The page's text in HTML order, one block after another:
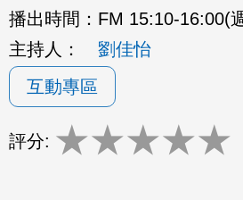
播出時間： FM 15:10-16:00(
主持人：
劉佳怡
互動專區
評分: ★★★★★